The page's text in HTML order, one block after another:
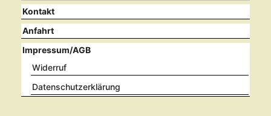
Kontakt
Anfahrt
Impressum/AGB
Widerruf
Datenschutzerklärung